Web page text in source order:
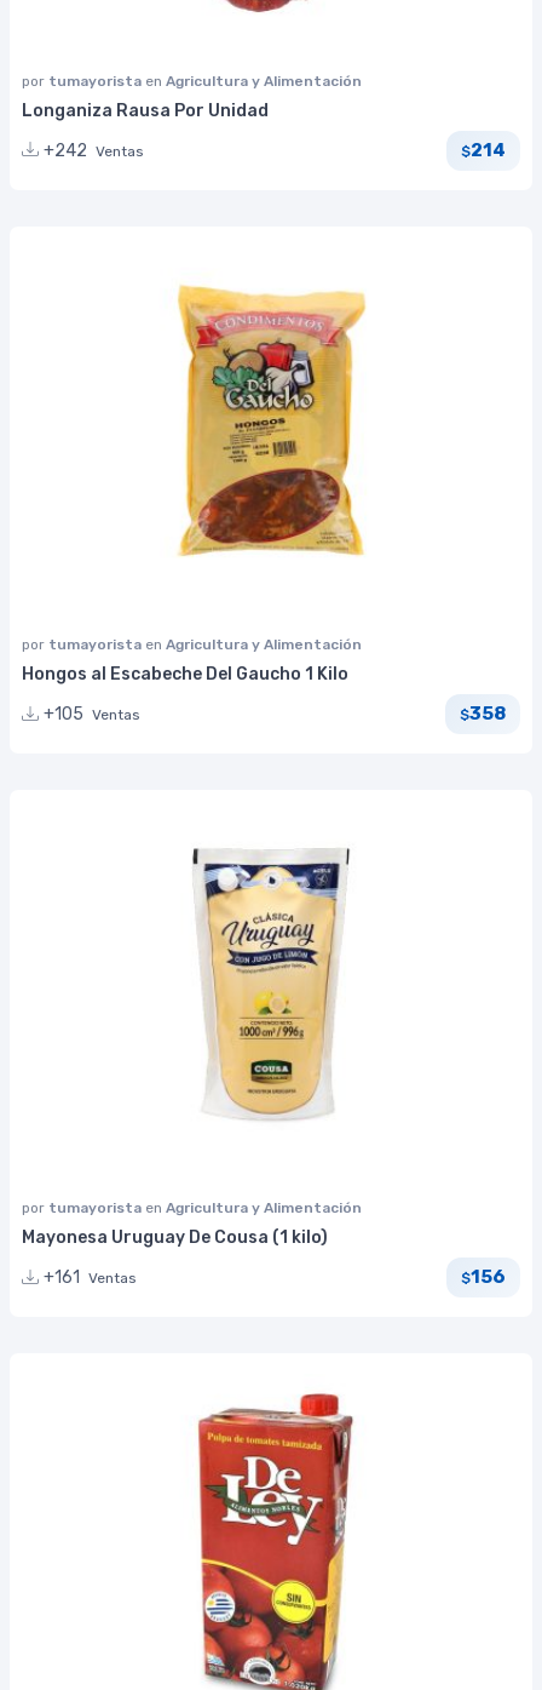
por tumayorista en Agricultura y Alimentación
Longaniza Rausa Por Unidad
+242 Ventas $214
por tumayorista en Agricultura y Alimentación
Hongos al Escabeche Del Gaucho 1 Kilo
+105 Ventas $358
por tumayorista en Agricultura y Alimentación
Mayonesa Uruguay De Cousa (1 kilo)
+161
Ventas $156